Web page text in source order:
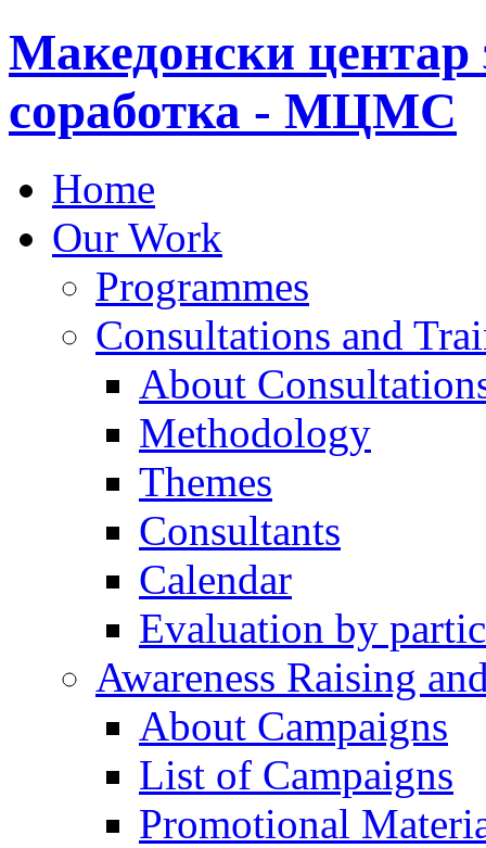
Македонски центар
соработка - МЦМС
Home
Our Work
Programmes
Consultations and
About
Methodology
Themes
Consultants
Calendar
Evaluation by
Awareness Raising
About Campaigns
List of Campaigns
Promotional